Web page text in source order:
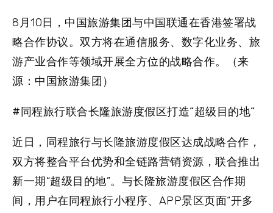
8月10日，中国旅游集团与中国联通在香港签署战
略合作协议。双方将在通信服务、数字化业务、旅
游产业合作等领域开展全方位的战略合作。（来
源：中国旅游集团）
#同程旅行联合长隆旅游度假区打造“超级目的地“
近日，同程旅行与长隆旅游度假区达成战略合作，
双方将整合平台优势和全链路营销资源，联合推出
新一期“超级目的地”。与长隆旅游度假区合作期
间，用户在同程旅行小程序、APP景区页面“开多